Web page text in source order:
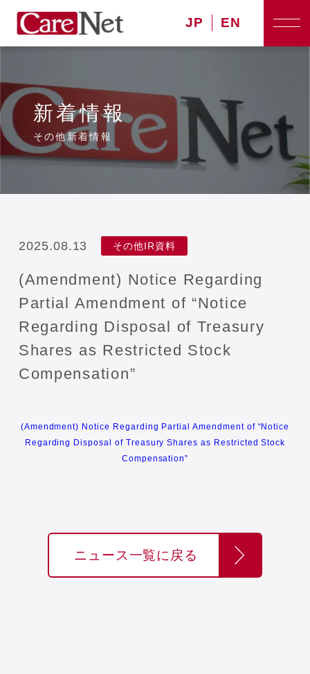
JP EN
新着情報
その他新着情報
2025.08.13 その他IR資料
(Amendment) Notice Regarding
Partial Amendment of “Notice
Regarding Disposal of Treasury
Shares as Restricted Stock
Compensation”
(Amendment) Notice Regarding Partial Amendment of “Notice
Regarding Disposal of Treasury Shares as Restricted Stock
Compensation”
ニュース一覧に戻る